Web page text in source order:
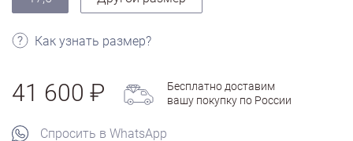
Как узнать размер?
41 600
Бесплатно доставим
вашу покупку по России
Спросить в WhatsApp